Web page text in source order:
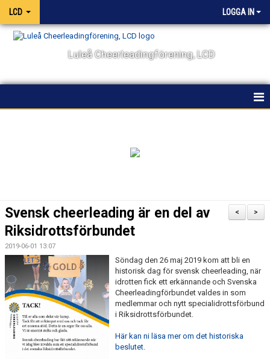
LCD LOGGA IN
Luleå Cheerleadingförening, LCD
VÅRA LAG OCH TRÄNARE
TÄVLING
LÄNKAR
>
<
Svensk cheerleading är en del av
Riksidrottsförbundet
2019-06-01 13:07
Söndag den 26 maj 2019 kom att bli en
historisk dag för svensk cheerleading, när
idrotten fick ett erkännande och Svenska
Cheerleadingförbundet valdes in som
medlemmar och nytt specialidrottsförbund
i Riksidrottsförbundet.
Här kan ni läsa mer om det historiska
beslutet.